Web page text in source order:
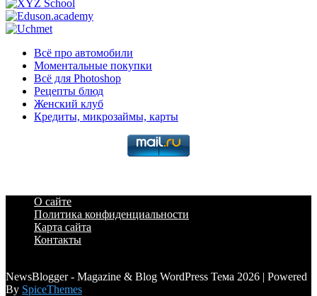
Всё про автомобили
Моментальные покупки
Всё для Photoshop
Рецепты блюд
Женский клуб
Кредиты, микрозаймы, карты
О сайте
Политика конфиденциальности
Карта сайта
Контакты
NewsBlogger - Magazine & Blog WordPress Тема 2026 | Powered
By SpiceThemes